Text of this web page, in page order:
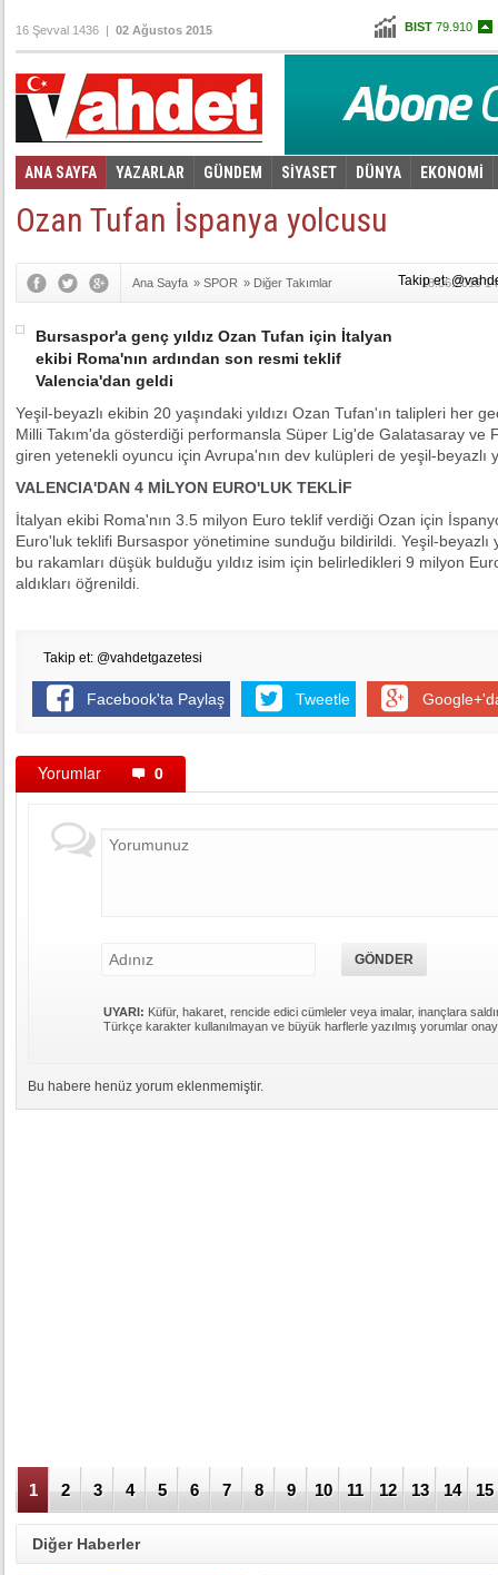
BIST 79.910
Altın97,761
Euro 3,0425
16 Şevval 1436 | 02 Ağustos 2015
ANA SAYFA YAZARLAR GÜNDEM SİYASET DÜNYA EKONOMİ
Foto Galeri | Video Galeri
Ozan Tufan İspanya yolcusu
Ana Sayfa » SPOR » Diğer Takımlar 18.06.2015
Bursaspor'a genç yıldız Ozan Tufan için İtalyan
ekibi Roma'nın ardından son resmi teklif
Valencia'dan geldi
Yeşil-beyazlı ekibin 20 yaşındaki yıldızı Ozan Tufan'ın talipleri her
Milli Takım'da gösterdiği performansla Süper Lig'de Galatasaray ve
giren yetenekli oyuncu için Avrupa'nın dev kulüpleri de yeşil-beyazlı
VALENCIA'DAN 4 MİLYON EURO'LUK TEKLİF
İtalyan ekibi Roma'nın 3.5 milyon Euro teklif verdiği Ozan için
Euro'luk teklifi Bursaspor yönetimine sunduğu bildirildi. Yeşil-beyazlı
bu rakamları düşük bulduğu yıldız isim için belirledikleri 9 milyon
aldıkları öğrenildi.
Takip et: @vahdetgazetesi
Facebook'ta Paylaş Tweetle
Yorumlar 0
UYARI: Küfür, hakaret, rencide edici cümleler veya imalar, inançlara
Türkçe karakter kullanılmayan ve büyük harflerle yazılmış yorumlar
Bu habere henüz yorum eklenmemiştir.
1 2 3 4 5 6 7 8 9 10 11 12 13 14 15
Diğer Haberler
Takip et: